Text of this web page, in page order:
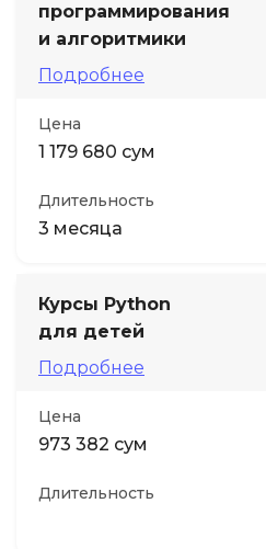
программирования
и алгоритмики
Подробнее
Цена
1 179 680 сум
Длительность
3 месяца
Курсы Python
для детей
Подробнее
Цена
973 382 сум
Длительность